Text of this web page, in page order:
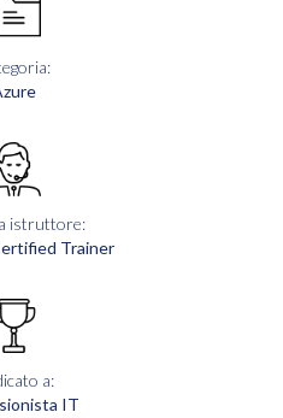
istruttore:
Trainer
a:
IT